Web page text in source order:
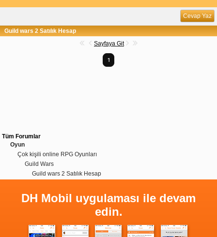
Cevap Yaz
Guild wars 2 Satılık Hesap
Sayfaya Git
1
Tüm Forumlar
Oyun
Çok kişili online RPG Oyunları
Guild Wars
Guild wars 2 Satılık Hesap
DH Mobil uygulaması ile devam
edin.